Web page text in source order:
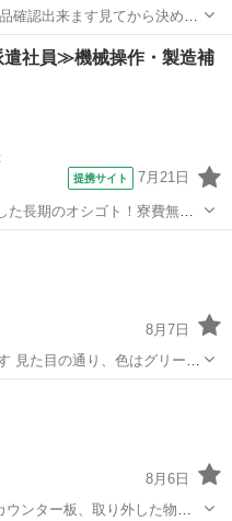
確認出来ます見てから決めて
さい。） 引き渡しは平日10：
頃まででお願いします。 火曜
社員≫機械操作・製造補
提携サイト 7月21日
た長期のオシゴト！寮費無料
活躍中★未経験活躍中！高時
8月7日
見た目の通り、色はグリーン
8月6日
ンター板、取り外した物で